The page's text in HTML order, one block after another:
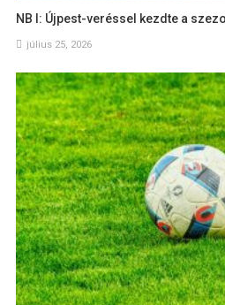
NB I: Újpest-veréssel kezdte a
július 25, 2026